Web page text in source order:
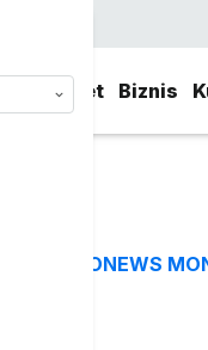
Svet Biznis
EURONEWS